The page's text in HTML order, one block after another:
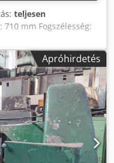
teljesen
mm Fogszélesség:
120 mm Max.
7 Min. modul: 1
40-315 ford/perc
5 mm/ford Radiális:
1,25 mm/ford
Apróhirdetés